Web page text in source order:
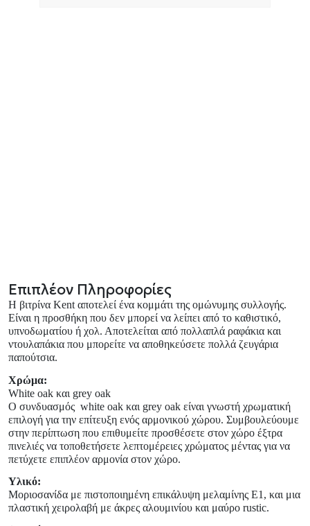
Επιπλέον Πληροφορίες
Η βιτρίνα Kent αποτελεί ένα κομμάτι της ομώνυμης συλλογής.
Είναι η προσθήκη που δεν μπορεί να λείπει από το καθιστικό,
υπνοδωματίου ή χολ. Αποτελείται από πολλαπλά ραφάκια και
ντουλαπάκια που μπορείτε να αποθηκεύσετε πολλά ζευγάρια
παπούτσια.
Χρώμα:
White oak και grey oak
Ο συνδυασμός white oak και grey oak είναι γνωστή χρωματική
επιλογή για την επίτευξη ενός αρμονικού χώρου. Συμβουλεύουμε
στην περίπτωση που επιθυμείτε προσθέσετε στον χώρο έξτρα
πινελιές να τοποθετήσετε λεπτομέρειες χρώματος μέντας για να
πετύχετε επιπλέον αρμονία στον χώρο.
Υλικό:
Μοριοσανίδα με πιστοποιημένη επικάλυψη μελαμίνης Ε1, και μια
πλαστική χειρολαβή με άκρες αλουμινίου και μαύρο rustic.